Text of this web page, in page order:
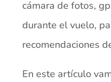
cámara de fotos,
durante el vuelo,
recomendaciones
En este artículo